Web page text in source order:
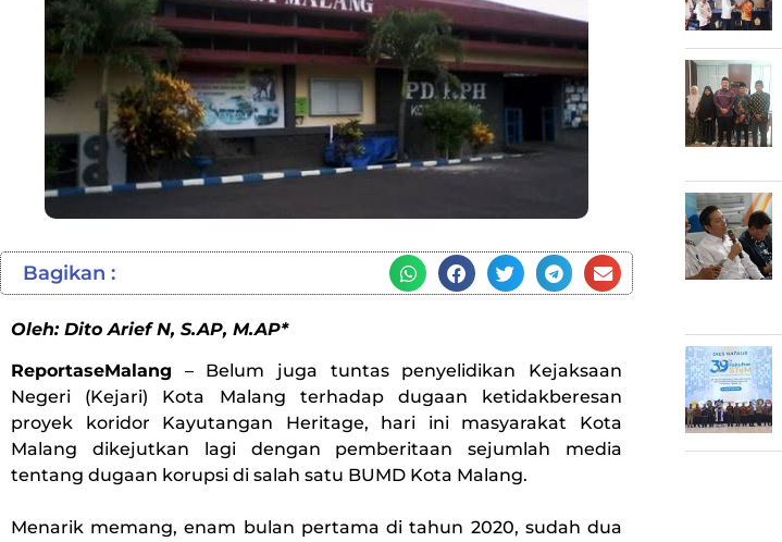
Bagikan :
Oleh: Dito Arief N, S.AP, M.AP*
ReportaseMalang – Belum juga tuntas penyelidikan Kejaksaan
Negeri (Kejari) Kota Malang terhadap dugaan ketidakberesan
proyek koridor Kayutangan Heritage, hari ini masyarakat Kota
Malang dikejutkan lagi dengan pemberitaan sejumlah media
tentang dugaan korupsi di salah satu BUMD Kota Malang.
Menarik memang, enam bulan pertama di tahun 2020, sudah dua